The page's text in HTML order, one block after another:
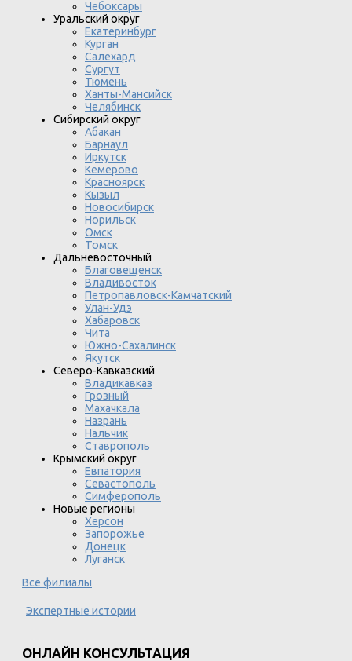
Чебоксары
Уральский округ
Екатеринбург
Курган
Салехард
Сургут
Тюмень
Ханты-Мансийск
Челябинск
Сибирский округ
Абакан
Барнаул
Иркутск
Кемерово
Красноярск
Кызыл
Новосибирск
Норильск
Омск
Томск
Дальневосточный
Благовещенск
Владивосток
Петропавловск-Камчатский
Улан-Удэ
Хабаровск
Чита
Южно-Сахалинск
Якутск
Северо-Кавказский
Владикавказ
Грозный
Махачкала
Назрань
Нальчик
Ставрополь
Крымский округ
Евпатория
Севастополь
Симферополь
Новые регионы
Херсон
Запорожье
Донецк
Луганск
Все филиалы
Экспертные истории
ОНЛАЙН КОНСУЛЬТАЦИЯ